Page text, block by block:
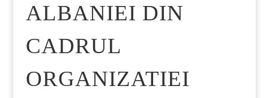
ALBANIEI DIN
CADRUL
ORGANIZATIEI